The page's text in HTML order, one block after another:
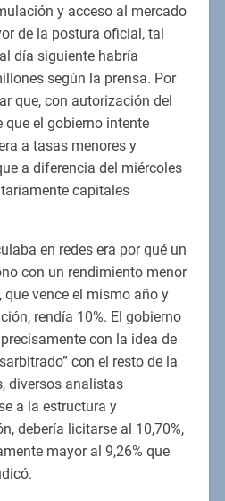
y acceso al mercado
de la postura oficial, tal
día siguiente habría
según la prensa. Por
que, con autorización del
que el gobierno intente
a tasas menores y
a diferencia del miércoles
capitales
en redes era por qué un
con un rendimiento menor
que vence el mismo año y
rendía 10%. El gobierno
con la idea de
con el resto de la
diversos analistas
a la estructura y
debería licitarse al 10,70%,
mayor al 9,26% que